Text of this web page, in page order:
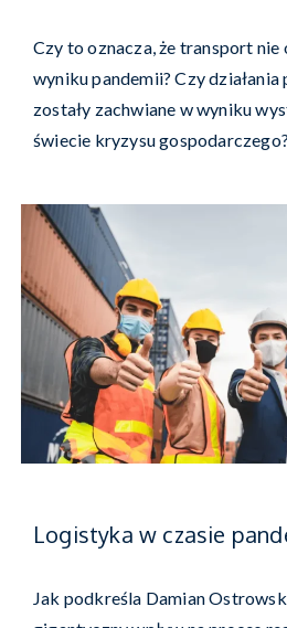
Czy to oznacza, że transport nie
wyniku pandemii? Czy
zostały zachwiane w wyniku
świecie kryzysu
Logistyka w czasie
Jak podkreśla Damian